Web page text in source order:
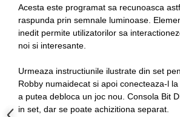
Acesta este programat sa recunoasca
raspunda prin semnale luminoase.
inedit permite utilizatorilor sa
noi si interesante.
Urmeaza instructiunile ilustrate din set
Robby numaidecat si apoi conecteaza-l
a putea debloca un joc nou. Consola Bit
in set, dar se poate achizitiona separat.